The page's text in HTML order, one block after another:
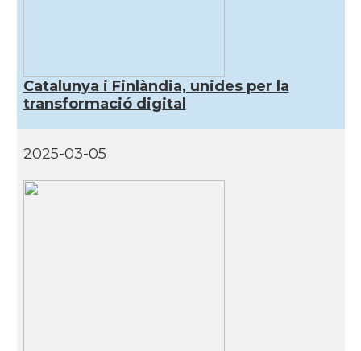
Catalunya i Finlàndia, unides per la
transformació digital
2025-03-05